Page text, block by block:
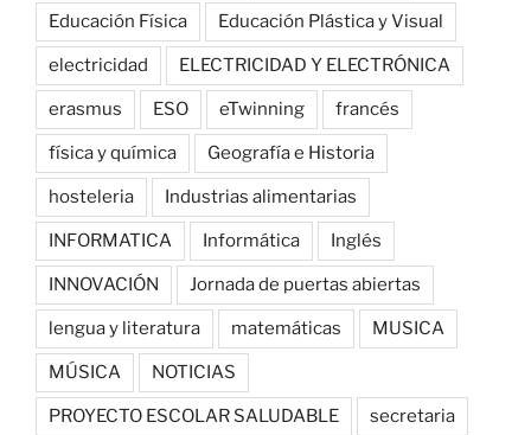
Educación Física Educación Plástica y Visual
electricidad ELECTRICIDAD Y ELECTRÓNICA
erasmus ESO eTwinning francés
física y química Geografía e Historia
hosteleria Industrias alimentarias
INFORMATICA Informática Inglés
INNOVACIÓN Jornada de puertas abiertas
lengua y literatura matemáticas MUSICA
MÚSICA NOTICIAS
PROYECTO ESCOLAR SALUDABLE secretaria